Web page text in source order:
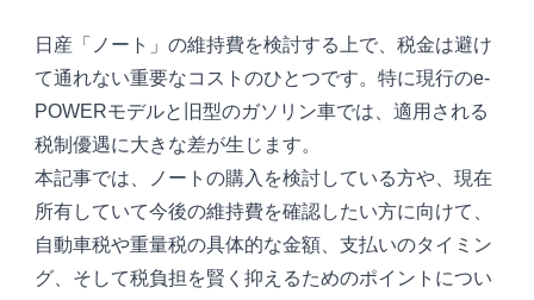
日産「 ノート 」の維持費を検討する上で、税金は避け
て通れない重要なコストのひとつです。特に現行のe-
POWERモデルと旧型のガソリン車では、適用される
税制優遇に大きな差が生じます。
本記事では、ノートの購入を検討している方や、現在
所有していて今後の維持費を確認したい方に向けて、
自動車税や重量税の具体的な金額、支払いのタイミン
グ、そして税負担を賢く抑えるためのポイントについ